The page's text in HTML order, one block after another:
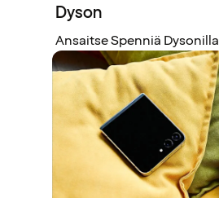
Dyson
Ansaitse Spenniä Dysonilla